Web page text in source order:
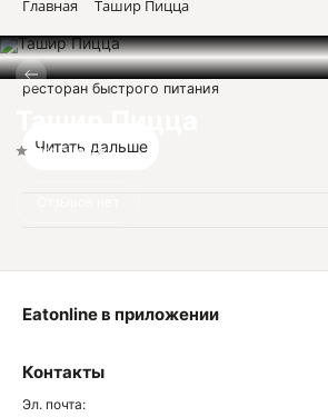
Вход / регистрация
Главная Ташир Пицца
Нет оценок
ресторан быстрого питания
Читать дальше
Контакты
Эл. почта:
Eatonline в приложении